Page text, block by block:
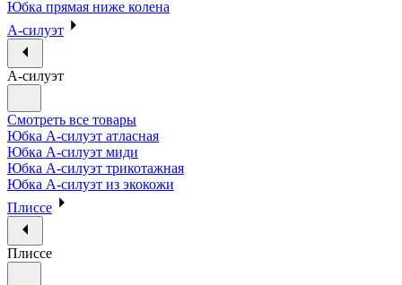
Юбка прямая ниже колена
А-силуэт
А-силуэт
Смотреть все товары
Юбка А-силуэт атласная
Юбка А-силуэт миди
Юбка А-силуэт трикотажная
Юбка А-силуэт из экокожи
Плиссе
Плиссе